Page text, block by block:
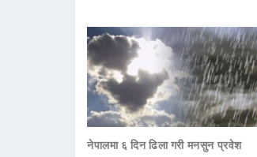
नेपालमा ६ दिन ढिला गरी मनसुन प्रवेश